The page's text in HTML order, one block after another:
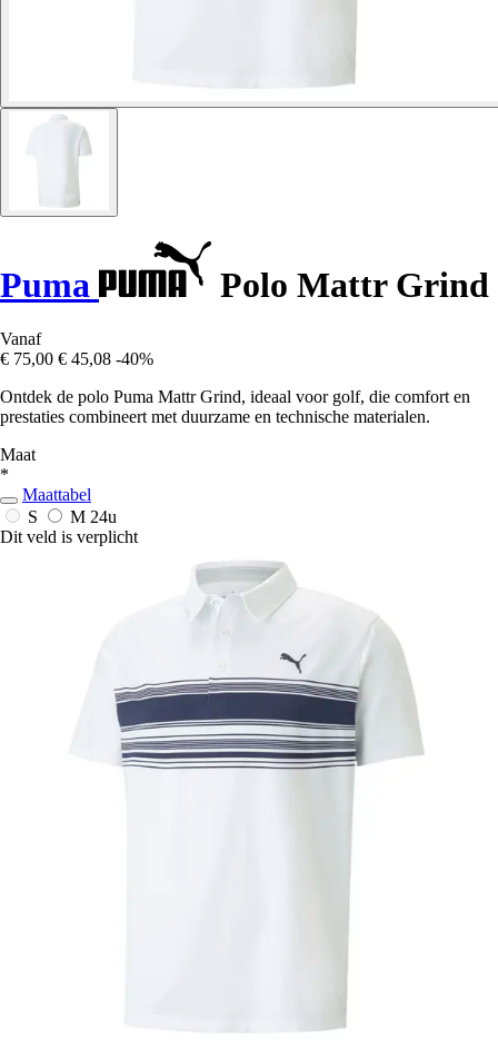
Puma Polo Mattr Grind
Vanaf
€ 75,00 € 45,08 -40%
Ontdek de polo Puma Mattr Grind, ideaal voor golf, die comfort en
prestaties combineert met duurzame en technische materialen.
Maat
*
Maattabel
S
M 24u
Dit veld is verplicht